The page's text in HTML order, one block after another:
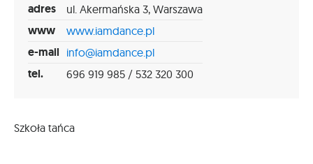
adres ul. Akermańska 3, Warszawa
www www.iamdance.pl
e-mail info@iamdance.pl
tel. 696 919 985 / 532 320 300
Szkoła tańca